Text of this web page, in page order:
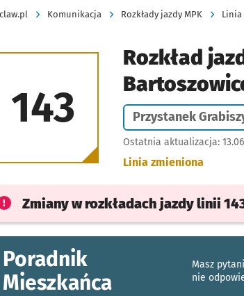
Komunikacja Rozkłady jazdy MPK Linia
143
Rozkład
Przystanek
Ostatnia aktualizacja:
Linia zmieniona
Zmiany w rozkładach jazdylinii
Poradnik
Mieszkańca
Masz
nie